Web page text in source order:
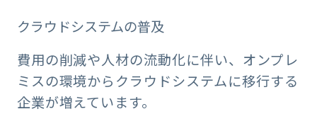
クラウドシステムの普及
費用の削減や人材の流動化に伴い、オンプレ
ミスの環境からクラウドシステムに移行する
企業が増えています。